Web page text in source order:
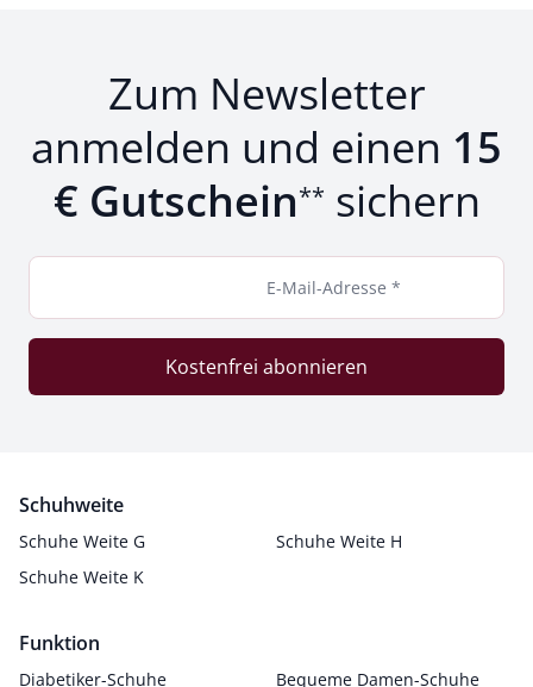
Zum Newsletter
anmelden und einen 15
€ Gutschein** sichern
E-Mail-Adresse *
Kostenfrei abonnieren
Schuhweite
Schuhe Weite G
Schuhe Weite H
Schuhe Weite K
Funktion
Diabetiker-Schuhe
Bequeme Damen-Schuhe